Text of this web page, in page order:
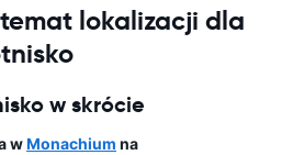
lokalizacji dla
w skrócie
wMonachium na